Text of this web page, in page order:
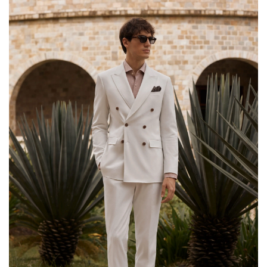
Abito doppiopetto bianco in puro poliestere per
viaggi e abbigliamento di tendenza. Realizzato
in puro poliestere, questo abito doppiopetto
bianco offre un look elegante e strutturato,